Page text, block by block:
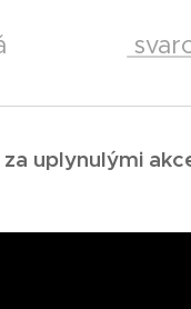
uplynulými